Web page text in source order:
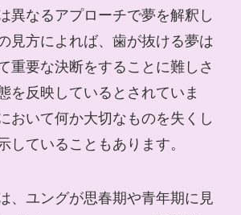
異なるアプローチで夢を解釈し
見方によれば、歯が抜ける夢は
重要な決断をすることに難しさ
を反映しているとされていま
おいて何か大切なものを失くし
していることもあります。
、ユングが思春期や青年期に見